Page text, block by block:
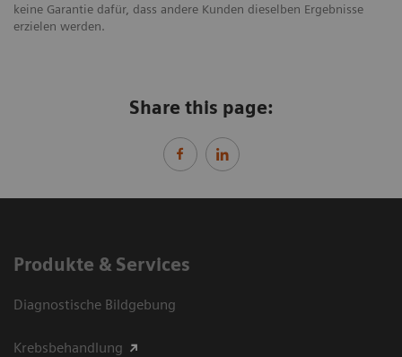
keine Garantie dafür, dass andere Kunden dieselben Ergebnisse
erzielen werden.
Share this page:
Produkte & Services
Diagnostische Bildgebung
Krebsbehandlung